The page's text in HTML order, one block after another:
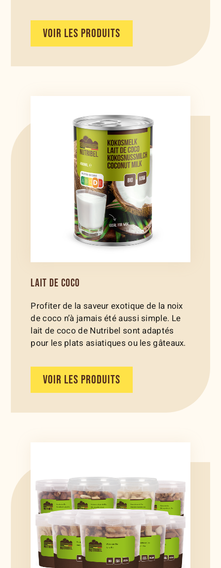
VOIR LES PRODUITS
LAIT DE COCO
Profiter de la saveur exotique de la noix
de coco n’à jamais été aussi simple. Le
lait de coco de Nutribel sont adaptés
pour les plats asiatiques ou les gâteaux.
VOIR LES PRODUITS